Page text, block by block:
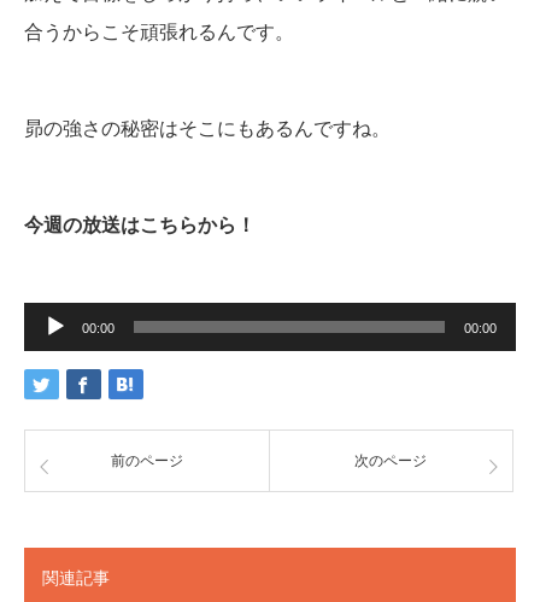
合うからこそ頑張れるんです。
昴の強さの秘密はそこにもあるんですね。
今週の放送はこちらから！
ー
ヤ
00:00 00:00
前のページ 次のページ
関連記事